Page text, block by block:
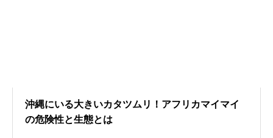
沖縄にいる大きいカタツムリ！アフリカマイマイ
の危険性と生態とは